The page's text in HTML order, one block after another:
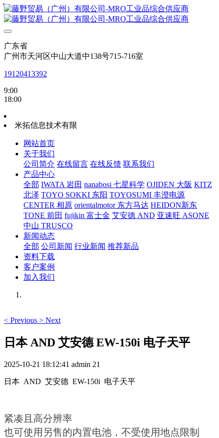
广东省
广州市天河区中山大道中138号715-716室
19120413392
9:00
18:00
米拓信息技术有限
网站首页
关于我们
公司简介 在线留言 在线反馈 联系我们
产品中心
全部 IWATA 岩田 nanabosi 七星科学 OJIDEN 大阪 KITZ
北泽 TOYO SOKKI 东阳 TOYOSUMI 丰澄电源
CENTER 相原 orientalmotor 东方马达 HEIDON新东
TONE 前田 fujikin 富士金 艾安德 AND 亚速旺 ASONE
中山 TRUSCO
新闻动态
全部 公司新闻 行业新闻 推荐新品
资料下载
客户案例
加入我们
< Previous > Next
日本 AND 艾安德 EW-150i 电子天平
2025-10-21 18:12:41 admin 21
日本 AND 艾安德 EW-150i 电子天平
紧凑且高分辨率
也可使用另售的内置电池，不受使用地点限制
・
・
・
・
・
・
・
・